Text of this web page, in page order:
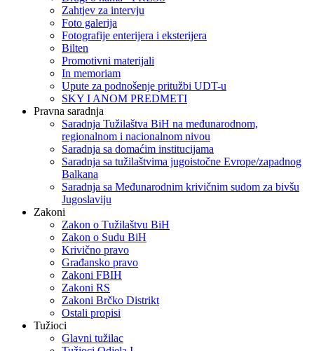
Zahtjev za intervju
Foto galerija
Fotografije enterijera i eksterijera
Bilten
Promotivni materijali
In memoriam
Upute za podnošenje pritužbi UDT-u
SKY I ANOM PREDMETI
Pravna saradnja
Saradnja Tužilaštva BiH na međunarodnom,
regionalnom i nacionalnom nivou
Saradnja sa domaćim institucijama
Saradnja sa tužilaštvima jugoistočne Evrope/zapadnog
Balkana
Saradnja sa Međunarodnim krivičnim sudom za bivšu
Jugoslaviju
Zakoni
Zakon o Тužilaštvu BiH
Zakon o Sudu BiH
Krivično pravo
Građansko pravo
Zakoni FBIH
Zakoni RS
Zakoni Brčko Distrikt
Ostali propisi
Tužioci
Glavni tužilac